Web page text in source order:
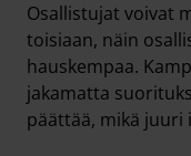
Osallistujat voivat
toisiaan, näin
hauskempaa.
jakamatta
päättää, mikä juuri